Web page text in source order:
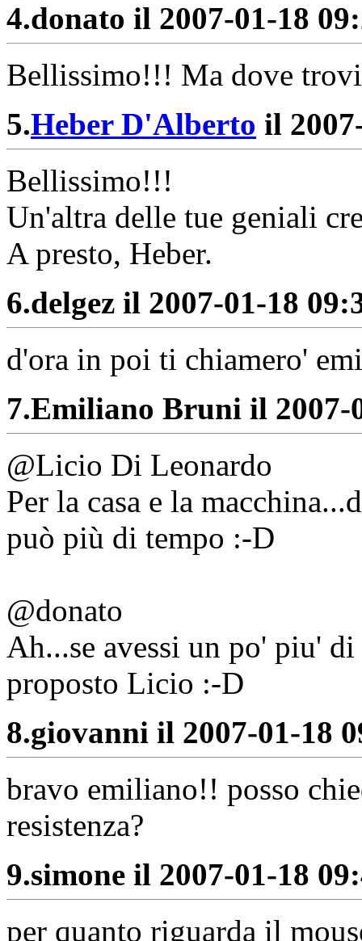
4.donato il 2007-01-18
Bellissimo!!! Ma dove trovi
5.Heber D'Alberto il
Bellissimo!!!
Un'altra delle tue geniali
A presto, Heber.
6.delgez il 2007-01-18
d'ora in poi ti chiamero'
7.Emiliano Bruni il 2007-
@Licio Di Leonardo
Per la casa e la
può più di tempo :-D
@donato
Ah...se avessi un po' piu'
proposto Licio :-D
8.giovanni il 2007-01-18
bravo emiliano!! posso
resistenza?
9.simone il 2007-01-18
per quanto riguarda il